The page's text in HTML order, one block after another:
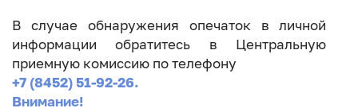
В случае обнаружения опечаток в личной
информации обратитесь в Центральную
приемную комиссию по телефону
+7 (8452) 51-92-26.
Внимание!